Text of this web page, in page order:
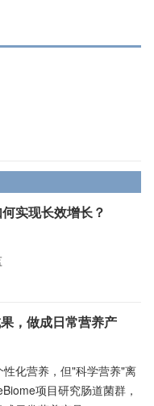
实现长效增长？
，做成日常营养产
化营养，但"科学营养"离
项目研究肠道菌群，